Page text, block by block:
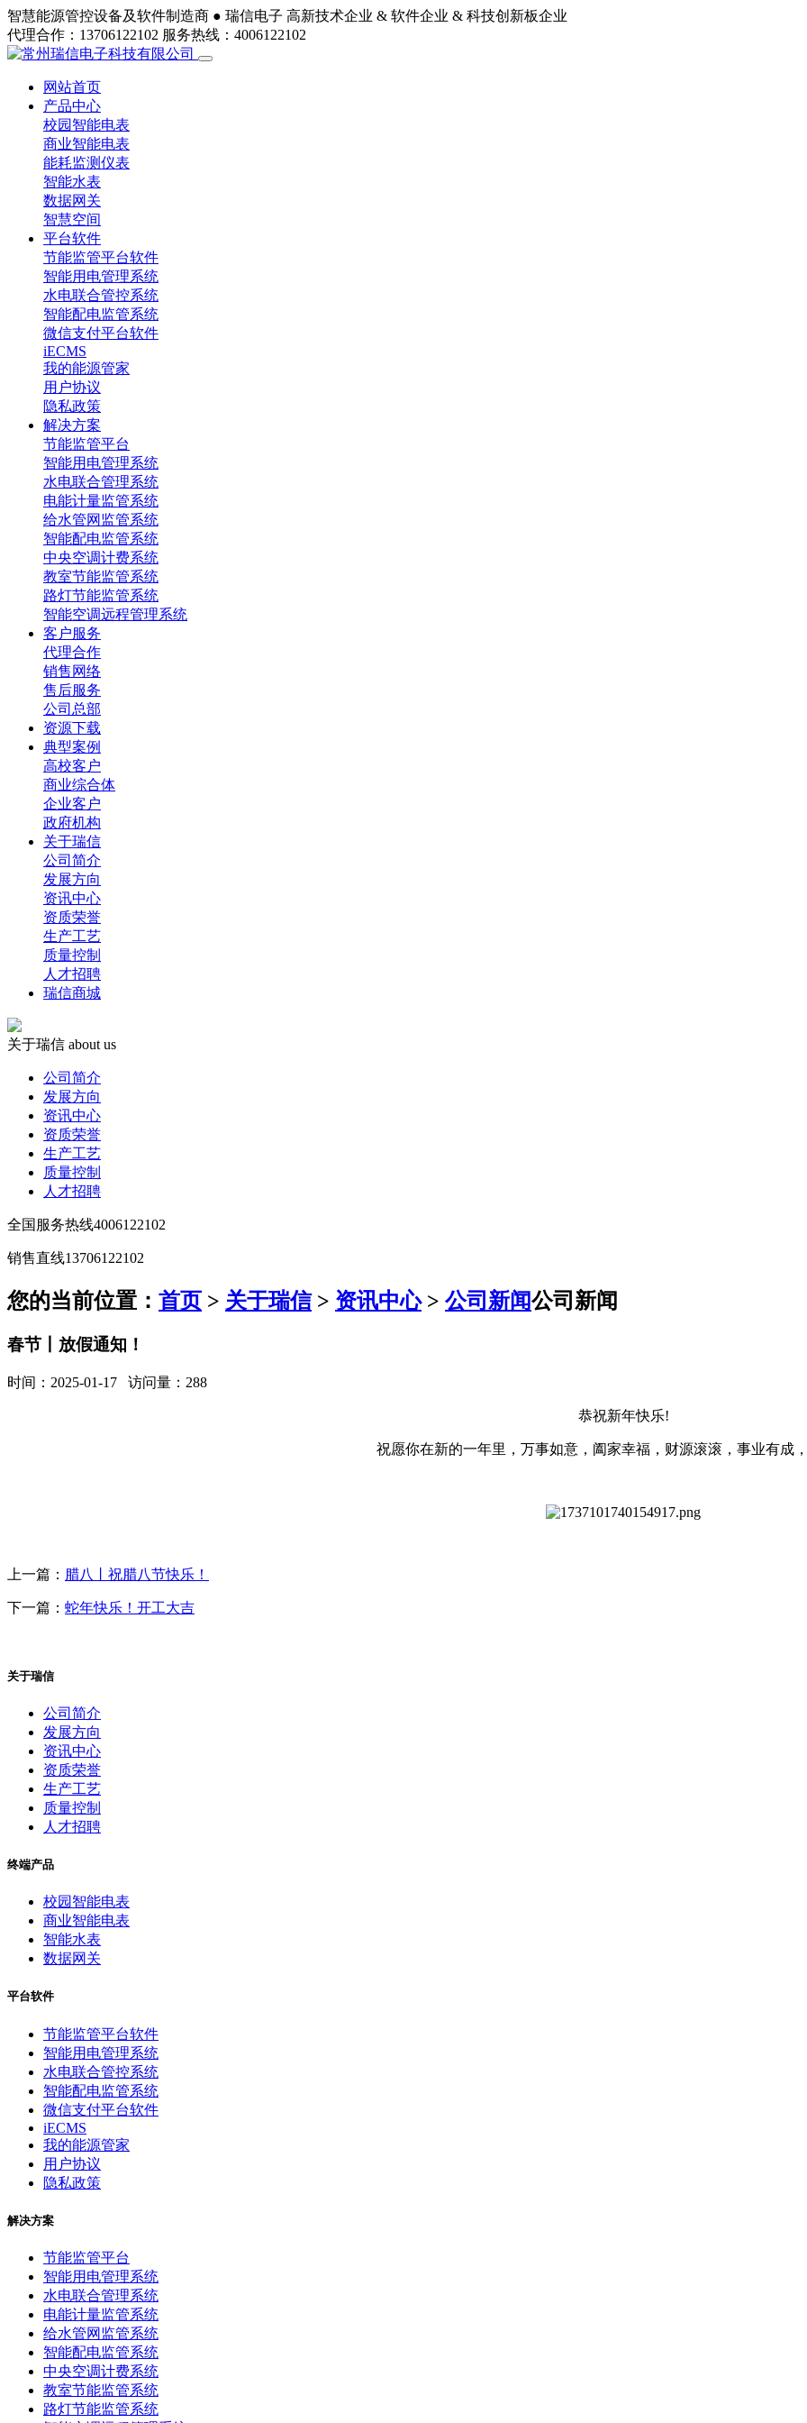
智慧能源管控设备及软件制造商 ● 瑞信电子 高新技术企业 & 软件企业 & 科技创新板企业
代理合作：13706122102 服务热线：4006122102
网站首页
产品中心
校园智能电表
商业智能电表
能耗监测仪表
智能水表
数据网关
智慧空间
平台软件
节能监管平台软件
智能用电管理系统
水电联合管控系统
智能配电监管系统
微信支付平台软件
iECMS
我的能源管家
用户协议
隐私政策
解决方案
节能监管平台
智能用电管理系统
水电联合管理系统
电能计量监管系统
给水管网监管系统
智能配电监管系统
中央空调计费系统
教室节能监管系统
路灯节能监管系统
智能空调远程管理系统
客户服务
代理合作
销售网络
售后服务
公司总部
资源下载
典型案例
高校客户
商业综合体
企业客户
政府机构
关于瑞信
公司简介
发展方向
资讯中心
资质荣誉
生产工艺
质量控制
人才招聘
瑞信商城
关于瑞信 about us
公司简介
发展方向
资讯中心
资质荣誉
生产工艺
质量控制
人才招聘
全国服务热线4006122102
销售直线13706122102
您的当前位置： 首页 > 关于瑞信> 资讯中心> 公司新闻公司新闻
春节丨放假通知！
时间：2025-01-17 访问量：288
恭祝新年快乐!
祝愿你在新的一年里，万事如意，阖家幸福，财源滚滚，事业有成
上一篇： 腊八丨祝腊八节快乐！
下一篇： 蛇年快乐！开工大吉
关于瑞信
公司简介
发展方向
资讯中心
资质荣誉
生产工艺
质量控制
人才招聘
终端产品
校园智能电表
商业智能电表
智能水表
数据网关
平台软件
节能监管平台软件
智能用电管理系统
水电联合管控系统
智能配电监管系统
微信支付平台软件
iECMS
我的能源管家
用户协议
隐私政策
解决方案
节能监管平台
智能用电管理系统
水电联合管理系统
电能计量监管系统
给水管网监管系统
智能配电监管系统
中央空调计费系统
教室节能监管系统
路灯节能监管系统